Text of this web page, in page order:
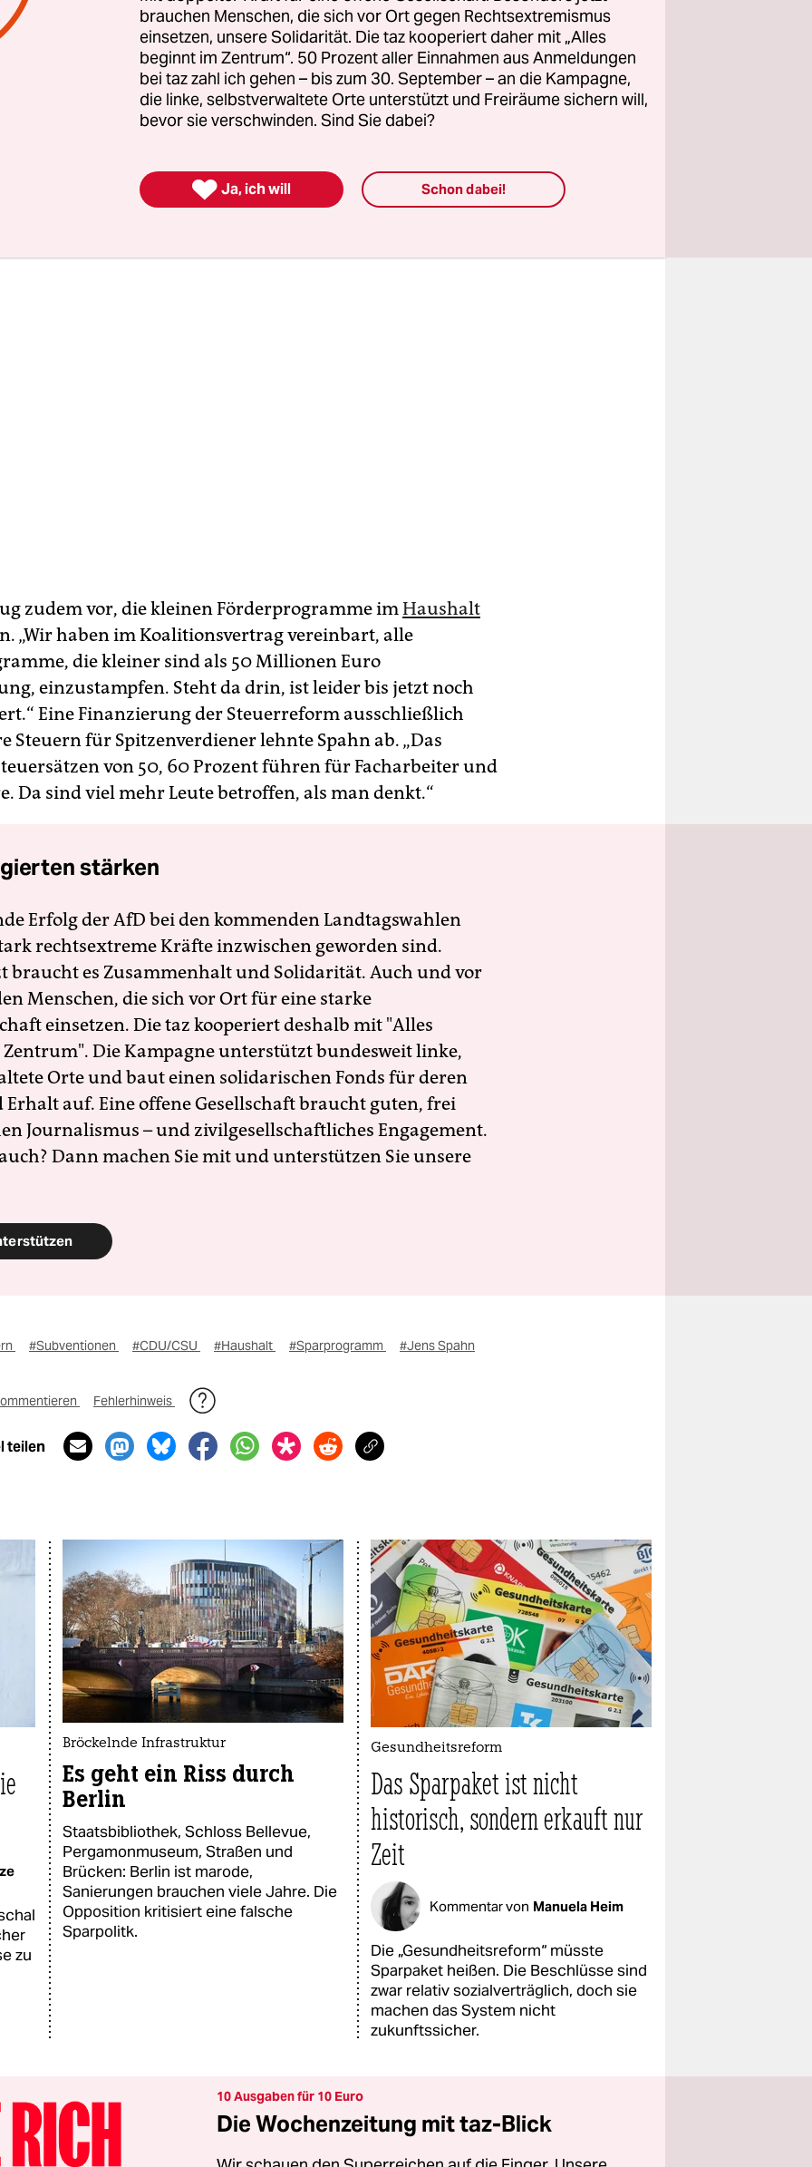
komme immer mehr dahin, dass eine pauschale
pauschales Abschmelzen bei allen Subventionen und
um ‌5 Prozent der richtige Weg ist, das sind
Milliarden“, sagte der CDU-Politiker im Podcast von
den Angaben des Dienstes vom Montagabend zufolge.
Subvention durchzuarbeiten, so Spahn. Das
bei einer Steuerreform müsse bei mindestens 10
zudem vor, die kleinen Förderprogramme imHaushalt
„Wir haben im Koalitionsvertrag vereinbart, alle
die kleiner sind als 50 Millionen Euro
einzustampfen. Steht da drin, ist leider bis jetzt noch
‌Eine Finanzierung ‌der Steuerreform ausschließlich
Steuern ⁠für Spitzenverdiener lehnte Spahn ab. „Das
von 50, 60 Prozent führen für ‌Facharbeiter und
Da sind viel mehr Leute betroffen, als man denkt.“
stärken
Erfolg der AfD bei den kommenden Landtagswahlen
rechtsextreme Kräfte inzwischen geworden sind.
braucht es Zusammenhalt und Solidarität. Auch und vor
Menschen, die sich vor Ort für eine starke
einsetzen. Die taz kooperiert deshalb mit "Alles
Die Kampagne unterstützt bundesweit linke,
Orte und baut einen solidarischen Fonds für deren
Erhalt auf. Eine offene Gesellschaft braucht guten, frei
Journalismus – und zivilgesellschaftliches Engagement.
Dann machen Sie mit und unterstützen Sie unsere
#Subventionen #CDU/CSU #Haushalt #Sparprogramm #Jens Spahn
Fehlerhinweis
teilen
zu
Bröckelnde Infrastruktur
Es geht ein Riss durch
Berlin
Staatsbibliothek, Schloss Bellevue,
Pergamonmuseum, Straßen und
Brücken: Berlin ist marode,
Sanierungen brauchen viele Jahre. Die
Opposition kritisiert eine falsche
Sparpolitk.
Gesundheitsreform
Das Sparpaket ist nicht
historisch, sondern erkauft nur
Zeit
Kommentar von Manuela Heim
Die „Gesundheitsreform“ müsste
Sparpaket heißen. Die Beschlüsse sind
zwar relativ sozialverträglich, doch sie
machen das System nicht
zukunftssicher.
10 Ausgaben für 10 Euro
Die Wochenzeitung mit taz-Blick
brauchen Menschen, die sich vor Ort gegen Rechtsextremismus
einsetzen, unsere Solidarität. Die taz kooperiert daher mit „Alles
beginnt im Zentrum“. 50 Prozent aller Einnahmen aus Anmeldungen
bei taz zahl ich gehen – bis zum 30. September – an die Kampagne,
die linke, selbstverwaltete Orte unterstützt und Freiräume sichern will,
bevor sie verschwinden. Sind Sie dabei?
 Ja, ich will Schon dabei!